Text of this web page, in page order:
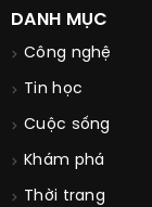
DANH MỤC
Công nghệ
Tin học
Cuộc sống
Khám phá
Thời trang